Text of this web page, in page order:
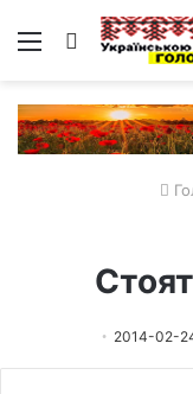
Меню Пошук
2014-02-